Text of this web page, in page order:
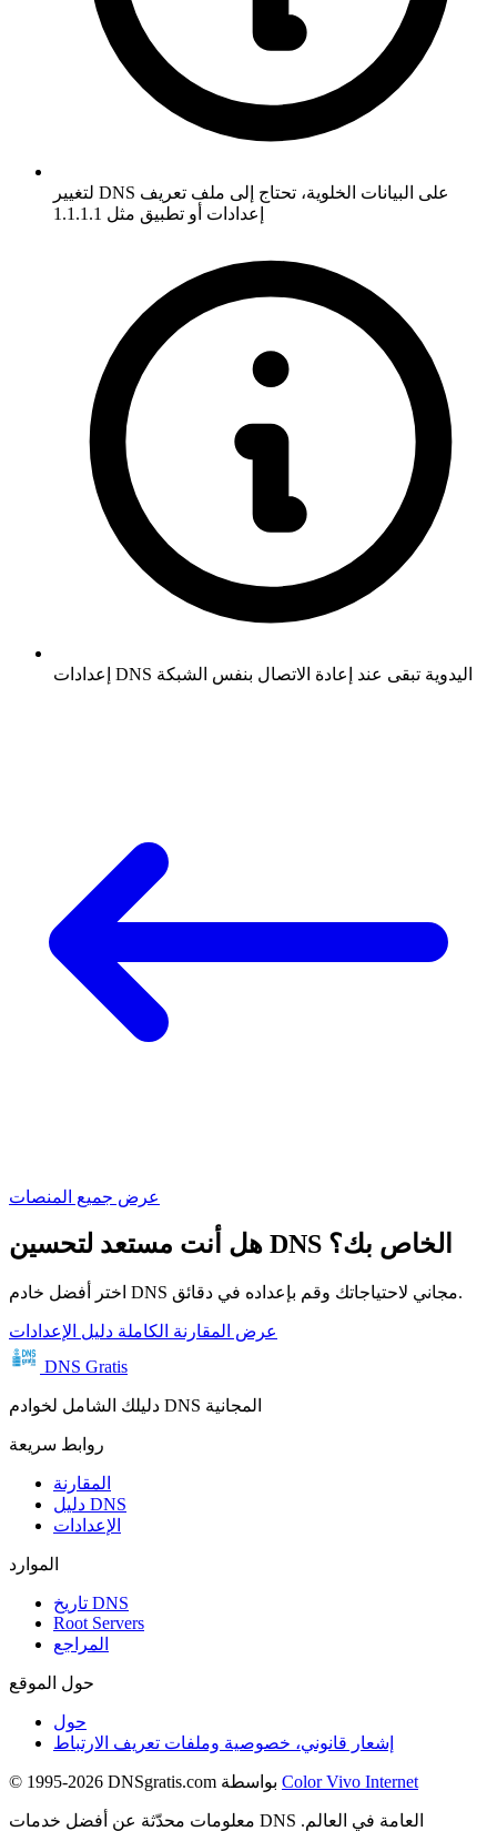
لتغيير DNS على البيانات الخلوية، تحتاج إلى ملف تعريف
إعدادات أو تطبيق مثل 1.1.1.1
إعدادات DNS اليدوية تبقى عند إعادة الاتصال بنفس الشبكة
عرض جميع المنصات
هل أنت مستعد لتحسين DNS الخاص بك؟
اختر أفضل خادم DNS مجاني لاحتياجاتك وقم بإعداده في دقائق.
عرض المقارنة الكاملة دليل الإعدادات
DNS Gratis
دليلك الشامل لخوادم DNS المجانية
روابط سريعة
المقارنة
دليل DNS
الإعدادات
الموارد
تاريخ DNS
Root Servers
المراجع
حول الموقع
حول
إشعار قانوني، خصوصية وملفات تعريف الارتباط
Color Vivo Internet
معلومات محدّثة عن أفضل خدمات DNS العامة في العالم.